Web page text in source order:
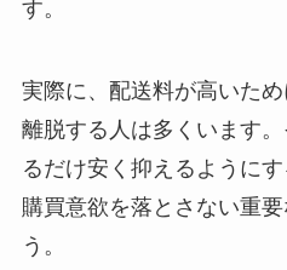
す。
実際に、配送料が高いた
離脱する人は多くいます
るだけ安く抑えるように
購買意欲を落とさない重
う。